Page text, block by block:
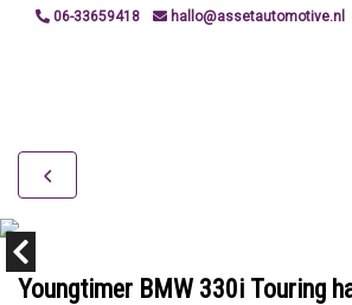
06-33659418 hallo@assetautomotive.nl
Youngtimer BMW 330i Touring